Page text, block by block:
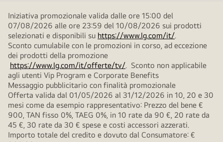
Iniziativa promozionale valida dalle ore 15:00 del
07/08/2026 alle ore 23:59 del 10/08/2026 sui prodotti
selezionati e disponibili su https://www.lg.com/it/.
Sconto cumulabile con le promozioni in corso, ad eccezione
dei prodotti della promozione
https://www.lg.com/it/offerte/tv/. Sconto non applicabile
agli utenti Vip Program e Corporate Benefits
Messaggio pubblicitario con finalità promozionale
Offerta valida dal 01/05/2026 al 31/12/2026 in 10, 20 e 30
mesi come da esempio rappresentativo: Prezzo del bene €
900, TAN fisso 0%, TAEG 0%, in 10 rate da 90 €, 20 rate da
45 €, 30 rate da 30 € spese e costi accessori azzerati.
Importo totale del credito e dovuto dal Consumatore: €